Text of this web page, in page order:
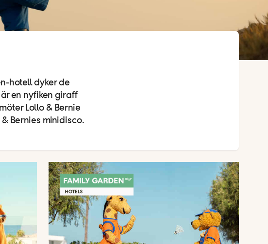
hotell dyker de
en nyfiken giraff
Lollo & Bernie
Bernies minidisco.